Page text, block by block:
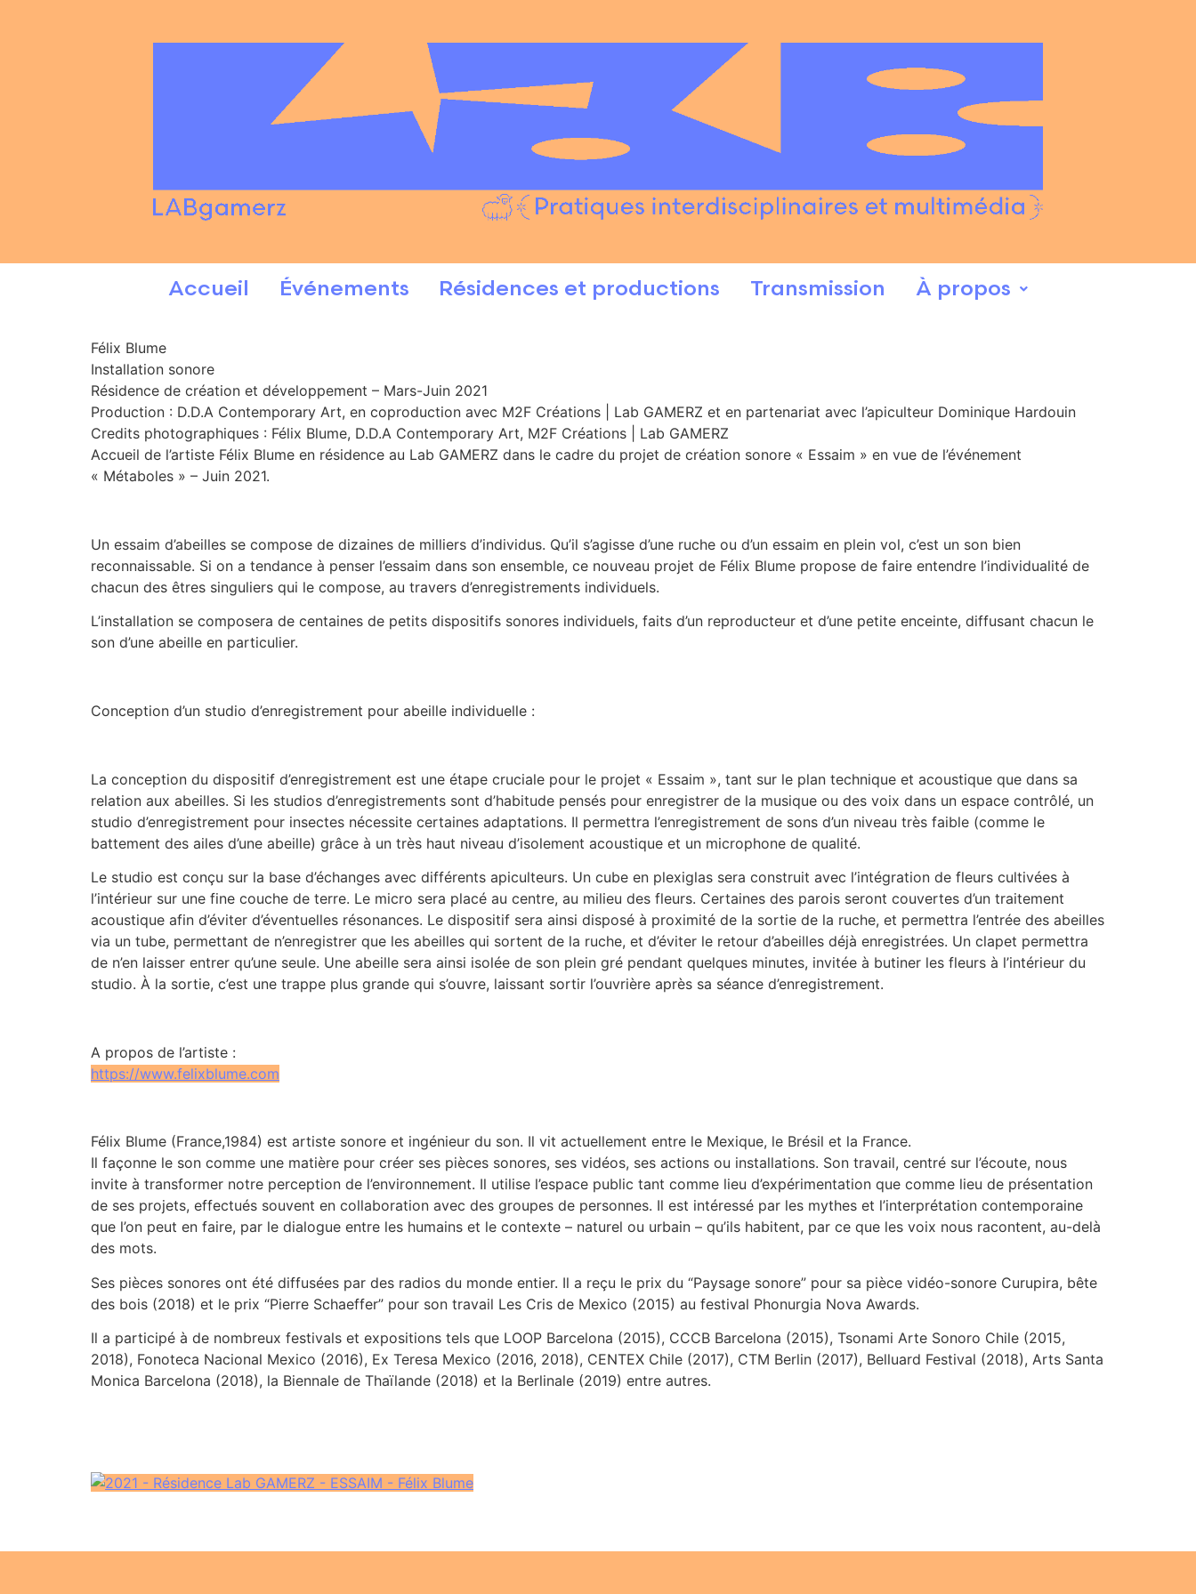
Accueil Événements Résidences et productions Transmission À propos
Félix Blume
Installation sonore
Résidence de création et développement – Mars-Juin 2021
Production : D.D.A Contemporary Art, en coproduction avec M2F Créations | Lab GAMERZ et en partenariat avec l’apiculteur Dominique Hardouin
Credits photographiques : Félix Blume, D.D.A Contemporary Art, M2F Créations | Lab GAMERZ
Accueil de l’artiste Félix Blume en résidence au Lab GAMERZ dans le cadre du projet de création sonore « Essaim » en vue de l’événement
« Métaboles » – Juin 2021.
Un essaim d’abeilles se compose de dizaines de milliers d’individus. Qu’il s’agisse d’une ruche ou d’un essaim en plein vol, c’est un son bien
reconnaissable. Si on a tendance à penser l’essaim dans son ensemble, ce nouveau projet de Félix Blume propose de faire entendre l’individualité de
chacun des êtres singuliers qui le compose, au travers d’enregistrements individuels.
L’installation se composera de centaines de petits dispositifs sonores individuels, faits d’un reproducteur et d’une petite enceinte, diffusant chacun le
son d’une abeille en particulier.
Conception d’un studio d’enregistrement pour abeille individuelle :
La conception du dispositif d’enregistrement est une étape cruciale pour le projet « Essaim », tant sur le plan technique et acoustique que dans sa
relation aux abeilles. Si les studios d’enregistrements sont d’habitude pensés pour enregistrer de la musique ou des voix dans un espace contrôlé, un
studio d’enregistrement pour insectes nécessite certaines adaptations. Il permettra l’enregistrement de sons d’un niveau très faible (comme le
battement des ailes d’une abeille) grâce à un très haut niveau d’isolement acoustique et un microphone de qualité.
Le studio est conçu sur la base d’échanges avec différents apiculteurs. Un cube en plexiglas sera construit avec l’intégration de fleurs cultivées à
l’intérieur sur une fine couche de terre. Le micro sera placé au centre, au milieu des fleurs. Certaines des parois seront couvertes d’un traitement
acoustique afin d’éviter d’éventuelles résonances. Le dispositif sera ainsi disposé à proximité de la sortie de la ruche, et permettra l’entrée des abeilles
via un tube, permettant de n’enregistrer que les abeilles qui sortent de la ruche, et d’éviter le retour d’abeilles déjà enregistrées. Un clapet permettra
de n’en laisser entrer qu’une seule. Une abeille sera ainsi isolée de son plein gré pendant quelques minutes, invitée à butiner les fleurs à l’intérieur du
studio. À la sortie, c’est une trappe plus grande qui s’ouvre, laissant sortir l’ouvrière après sa séance d’enregistrement.
A propos de l’artiste :
https://www.felixblume.com
Félix Blume (France,1984) est artiste sonore et ingénieur du son. Il vit actuellement entre le Mexique, le Brésil et la France.
Il façonne le son comme une matière pour créer ses pièces sonores, ses vidéos, ses actions ou installations. Son travail, centré sur l’écoute, nous
invite à transformer notre perception de l’environnement. Il utilise l’espace public tant comme lieu d’expérimentation que comme lieu de présentation
de ses projets, effectués souvent en collaboration avec des groupes de personnes. Il est intéressé par les mythes et l’interprétation contemporaine
que l’on peut en faire, par le dialogue entre les humains et le contexte – naturel ou urbain – qu’ils habitent, par ce que les voix nous racontent, au-delà
des mots.
Ses pièces sonores ont été diffusées par des radios du monde entier. Il a reçu le prix du “Paysage sonore” pour sa pièce vidéo-sonore Curupira, bête
des bois (2018) et le prix “Pierre Schaeffer” pour son travail Les Cris de Mexico (2015) au festival Phonurgia Nova Awards.
Il a participé à de nombreux festivals et expositions tels que LOOP Barcelona (2015), CCCB Barcelona (2015), Tsonami Arte Sonoro Chile (2015,
2018), Fonoteca Nacional Mexico (2016), Ex Teresa Mexico (2016, 2018), CENTEX Chile (2017), CTM Berlin (2017), Belluard Festival (2018), Arts Santa
Monica Barcelona (2018), la Biennale de Thaïlande (2018) et la Berlinale (2019) entre autres.